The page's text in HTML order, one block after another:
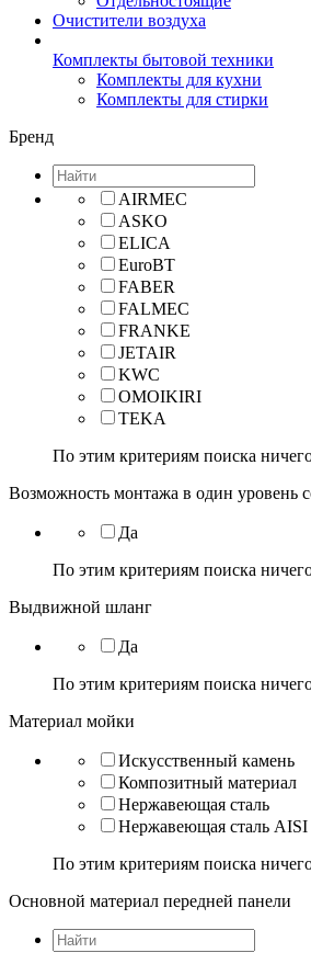
Очистители воздуха
Комплекты бытовой техники
Комплекты для кухни
Комплекты для стирки
Бренд
AIRMEC
ASKO
ELICA
EuroBT
FABER
FALMEC
FRANKE
JETAIR
KWC
OMOIKIRI
TEKA
По этим критериям поиска
Возможность монтажа в один уровень
Да
По этим критериям поиска
Выдвижной шланг
Да
По этим критериям поиска
Материал мойки
Искусственный камень
Композитный материал
Нержавеющая сталь
Нержавеющая сталь AISI
По этим критериям поиска
Основной материал передней панели